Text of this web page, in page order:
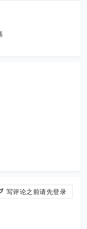
写评论之前请先登录